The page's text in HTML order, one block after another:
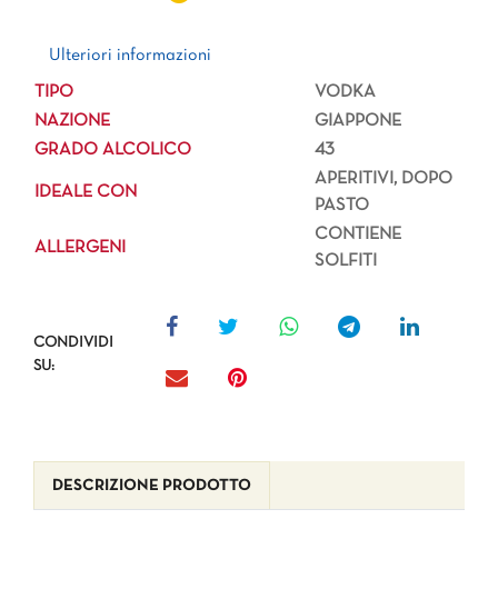
Ulteriori informazioni
Ulteriori informazioni
TIPO
VODKA
NAZIONE
GIAPPONE
GRADO ALCOLICO
43
IDEALE CON
APERITIVI, DOPO
PASTO
ALLERGENI
CONTIENE
SOLFITI
CONDIVIDI
SU:
DESCRIZIONE PRODOTTO